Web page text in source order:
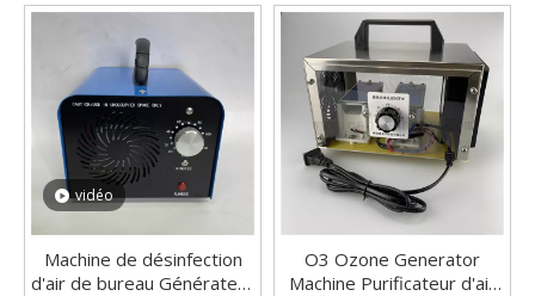
vidéo
Machine de désinfection
d'air de bureau Générateur
O3 Ozone Generator
Machine Purificateur d'air